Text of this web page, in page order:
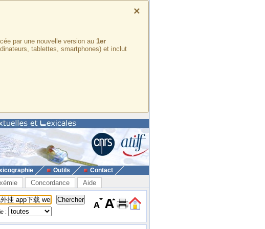
×
par une nouvelle version au 1er
tablettes, smartphones) et inclut
Outils Contact
Concordance Aide
: